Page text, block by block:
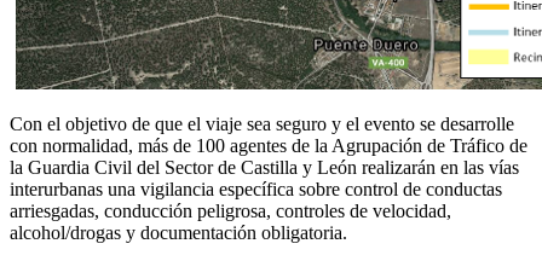
Con el objetivo de que el viaje sea seguro y el evento se desarrolle
con normalidad, más de 100 agentes de la Agrupación de Tráfico de
la Guardia Civil del Sector de Castilla y León realizarán en las vías
interurbanas una vigilancia específica sobre control de conductas
arriesgadas, conducción peligrosa, controles de velocidad,
alcohol/drogas y documentación obligatoria.